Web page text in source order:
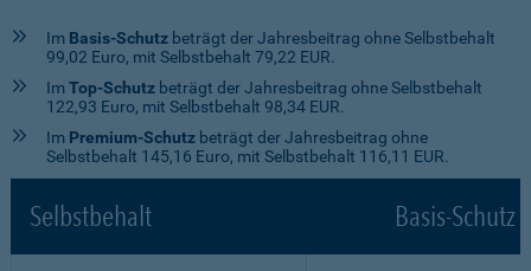
Im Basis-Schutz beträgt der Jahresbeitrag ohne Selbstbehalt
99,02 Euro, mit Selbstbehalt 79,22 EUR.
ImTop-Schutz beträgt der Jahresbeitrag ohne Selbstbehalt
122,93 Euro, mit Selbstbehalt 98,34 EUR.
Im Premium-Schutz beträgt der Jahresbeitrag ohne
Selbstbehalt 145,16 Euro, mit Selbstbehalt 116,11 EUR.
Selbstbehalt Basis-Schutz